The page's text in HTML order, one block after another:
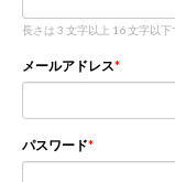
長さは 3 文字以上 16 文字以
メールアドレス
パスワード